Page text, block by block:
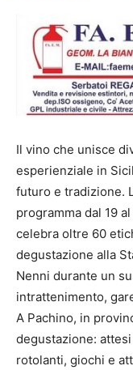
Il vino che unisce
esperienziale in
futuro e tradizione.
programma dal 19
celebra oltre 60
degustazione alla
Nenni durante un
intrattenimento,
A Pachino, in
degustazione:
rotolanti, giochi e